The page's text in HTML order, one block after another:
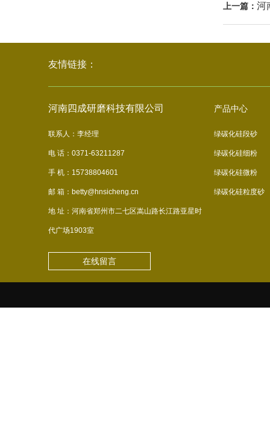
上一篇： 河
友情链接：
河南四成研磨科技有限公司
联系人：李经理
电 话：0371-63211287
手 机：15738804601
邮 箱：betty@hnsicheng.cn
地 址：河南省郑州市二七区嵩山路长江路亚星时
代广场1903室
在线留言
产品中心
绿碳化硅段砂
绿碳化硅细粉
绿碳化硅微粉
绿碳化硅粒度砂